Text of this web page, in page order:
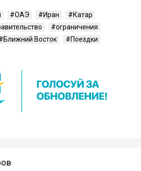
ОАЭ Иран
Катар
ограничения
Ближний Восток Поездки